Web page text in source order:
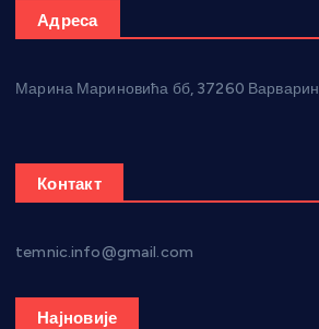
Адреса
Марина Мариновића бб, 37260 Варварин
Контакт
temnic.info@gmail.com
Најновије